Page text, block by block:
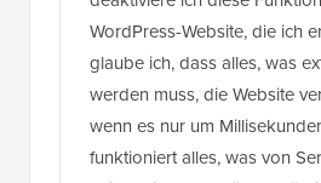
WordPress-Website, die ich
glaube ich, dass alles, was
werden muss, die Website
wenn es nur um
funktioniert alles, was von